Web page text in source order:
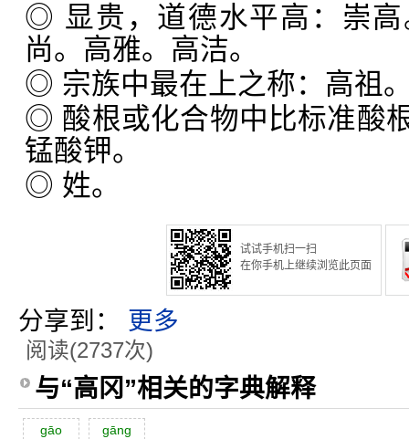
◎ 显贵，道德水平高：崇
尚。高雅。高洁。
◎ 宗族中最在上之称：高祖
◎ 酸根或化合物中比标准酸
锰酸钾。
◎ 姓。
试试手机扫一扫
在你手机上继续浏览此页面
分享到： 更多
阅读(2737次)
与“高冈”相关的字典解释
gāo gāng